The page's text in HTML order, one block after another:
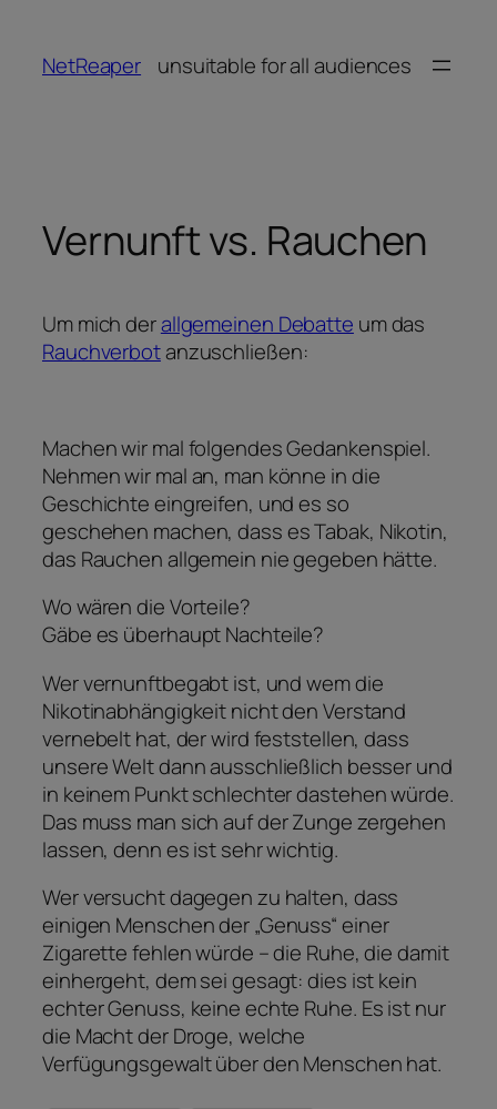
springen
NetReaper unsuitable for all audiences
Vernunft vs. Rauchen
Um mich derallgemeinen Debatte um das
Rauchverbotanzuschließen:
Machen wir mal folgendes Gedankenspiel.
Nehmen wir mal an, man könne in die
Geschichte eingreifen, und es so
geschehen machen, dass es Tabak, Nikotin,
das Rauchen allgemein nie gegeben hätte.
Wo wären die Vorteile?
Gäbe es überhaupt Nachteile?
Wer vernunftbegabt ist, und wem die
Nikotinabhängigkeit nicht den Verstand
vernebelt hat, der wird feststellen, dass
unsere Welt dann ausschließlich besser und
in keinem Punkt schlechter dastehen würde.
Das muss man sich auf der Zunge zergehen
lassen, denn es ist sehr wichtig.
Wer versucht dagegen zu halten, dass
einigen Menschen der „Genuss“ einer
Zigarette fehlen würde – die Ruhe, die damit
einhergeht, dem sei gesagt: dies ist kein
echter Genuss, keine echte Ruhe. Es ist nur
die Macht der Droge, welche
Verfügungsgewalt über den Menschen hat.